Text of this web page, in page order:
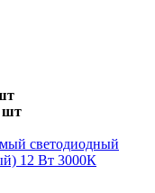
шт
светодиодный
12 Вт 3000К